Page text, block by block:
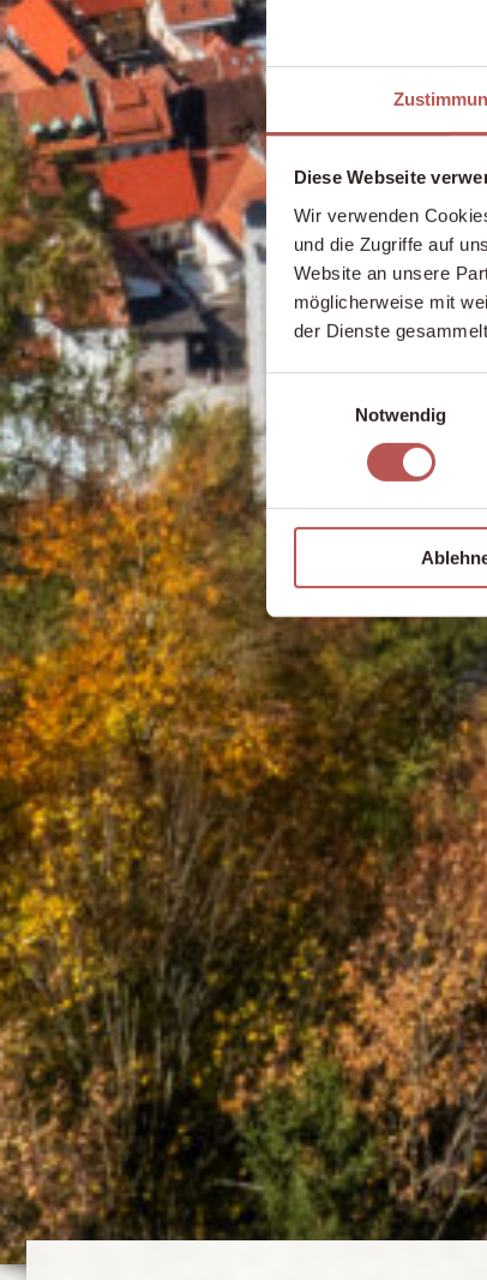
Diese Webseite
Wir verwenden
und die Zugriffe auf
Website an unsere
möglicherweise mit
der Dienste
Notwendig